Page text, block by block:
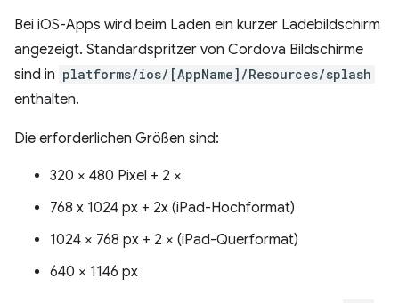
Bei iOS-Apps wird beim Laden ein kurzer Ladebildschirm
angezeigt. Standardspritzer von Cordova Bildschirme
sind in platforms/ios/[AppName]/Resources/splash
enthalten.
Die erforderlichen Größen sind:
320 × 480 Pixel + 2 ×
768 x 1024 px + 2x (iPad-Hochformat)
1024 × 768 px + 2 × (iPad-Querformat)
640 × 1146 px